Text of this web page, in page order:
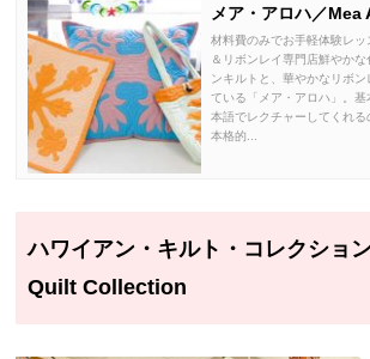
メア・アロハ／Mea
材料費のみでお手軽体験レッ
＆リボンレイ専門店鮮やか
ンキルトと、華やかなリボン
ている「メア・アロハ」。基
本語でレクチャーしてくれる
本格的...
ハワイアン・キルト・コレクショ
Quilt Collection